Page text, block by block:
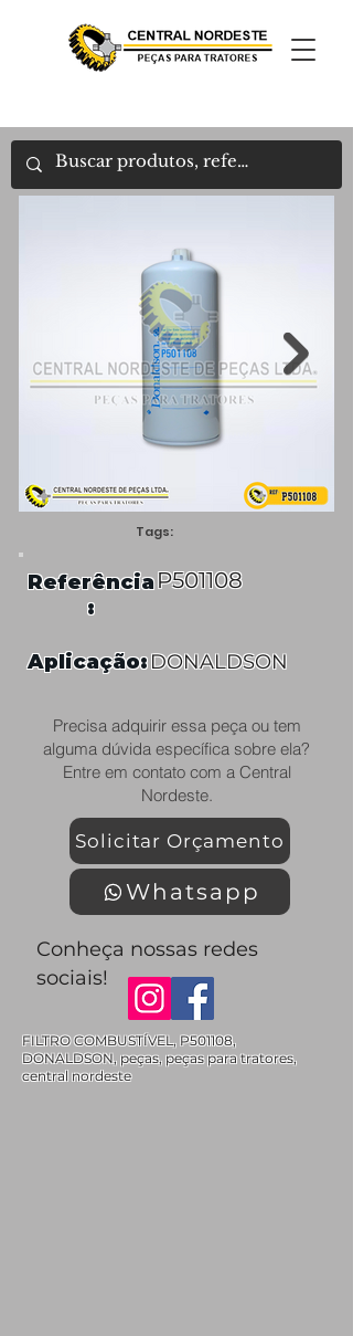
Tags:
Referência
:
P501108
Aplicação:DONALDSON
Precisa adquirir essa peça ou tem
alguma dúvida específica sobre ela?
Entre em contato com a Central
Nordeste.
Solicitar Orçamento
Whatsapp
Conheça nossas redes
sociais!
FILTRO COMBUSTÍVEL, P501108,
DONALDSON, peças, peças para tratores,
central nordeste